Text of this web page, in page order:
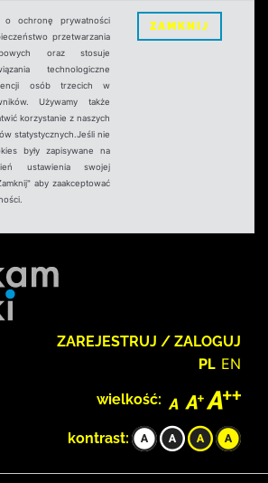
o ochronę prywatności
przetwarzania
oraz stosuje
technologiczne
osób trzecich w
Używamy także
korzystanie z naszych
statystycznych.Jeśli nie
były zapisywane na
ustawienia swojej
aby zaakceptować
ZAMKNIJ
ZAREJESTRUJ / ZALOGUJ
PL EN
wielkość:
kontrast: